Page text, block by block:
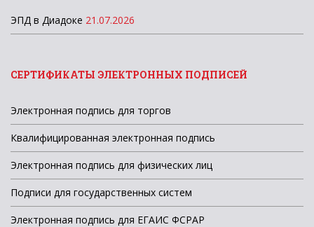
ЭПД в Диадоке 21.07.2026
СЕРТИФИКАТЫ ЭЛЕКТРОННЫХ ПОДПИСЕЙ
Электронная подпись для торгов
Квалифицированная электронная подпись
Электронная подпись для физических лиц
Подписи для государственных систем
Электронная подпись для ЕГАИС ФСРАР